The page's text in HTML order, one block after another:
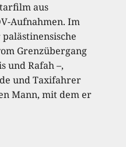
aus
Aufnahmen. Im
Grenzübergang
und Rafah –,
und Taxifahrer
Mann, mit dem er